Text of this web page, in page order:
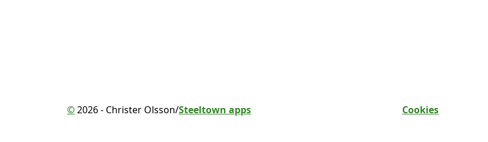
©2026 - Christer Olsson/Steeltown apps Cookies